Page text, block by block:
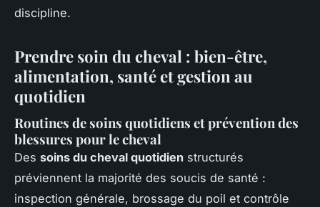
discipline.
Prendre soin du cheval : bien-être,
alimentation, santé et gestion au
quotidien
Routines de soins quotidiens et prévention des
blessures pour le cheval
Des soins du cheval quotidien structurés
préviennent la majorité des soucis de santé :
inspection générale, brossage du poil et contrôle